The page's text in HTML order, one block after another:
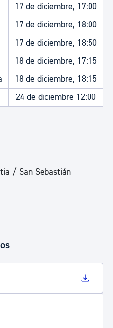
17 de diciembre, 17:00
17 de diciembre, 18:00
17 de diciembre, 18:50
18 de diciembre, 17:15
18 de diciembre, 18:15
24 de diciembre 12:00
/ San Sebastián